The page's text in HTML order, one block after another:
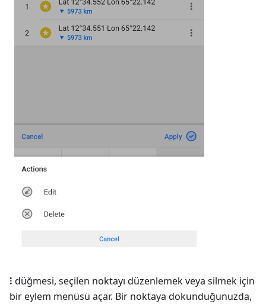
⁝ düğmesi, seçilen noktayı düzenlemek veya silmek için
bir eylem menüsü açar. Bir noktaya dokunduğunuzda,